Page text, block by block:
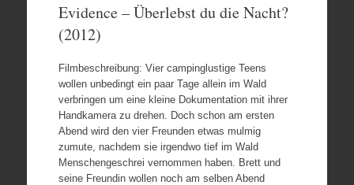
Evidence – Überlebst du die Nacht?
(2012)
Filmbeschreibung: Vier campinglustige Teens
wollen unbedingt ein paar Tage allein im Wald
verbringen um eine kleine Dokumentation mit ihrer
Handkamera zu drehen. Doch schon am ersten
Abend wird den vier Freunden etwas mulmig
zumute, nachdem sie irgendwo tief im Wald
Menschengeschrei vernommen haben. Brett und
seine Freundin wollen noch am selben Abend